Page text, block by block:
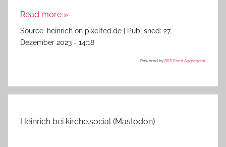
Read more »
Source: heinrich on pixelfed.de Published: 27.
Dezember 2023 - 14:18
Powered by RSS Feed Aggregator
Heinrich bei kirche.social (Mastodon)